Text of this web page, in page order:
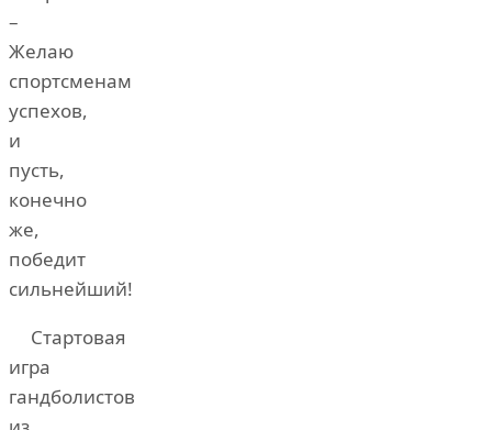
–
Желаю
спортсменам
успехов,
и
пусть,
конечно
же,
победит
сильнейший!
Стартовая
игра
гандболистов